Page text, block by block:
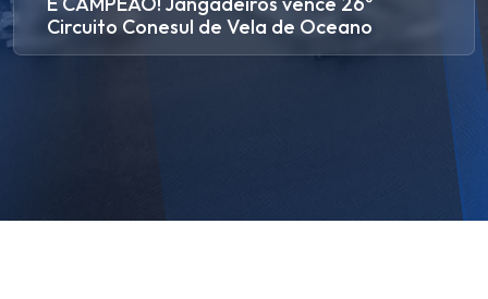
Circuito Conesul de Vela de Oceano